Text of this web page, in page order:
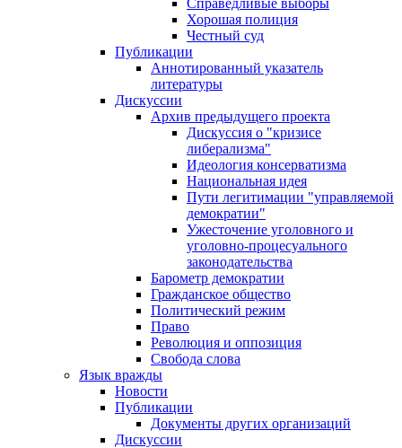
Справедливые выборы
Хорошая полиция
Честный суд
Публикации
Аннотированный указатель
литературы
Дискуссии
Архив предыдущего проекта
Дискуссия о "кризисе
либерализма"
Идеология консерватизма
Национальная идея
Пути легитимации "управляемой
демократии"
Ужесточение уголовного и
уголовно-процесуального
законодательства
Барометр демократии
Гражданское общество
Политический режим
Право
Революция и оппозиция
Свобода слова
Язык вражды
Новости
Публикации
Документы других организаций
Дискуссии